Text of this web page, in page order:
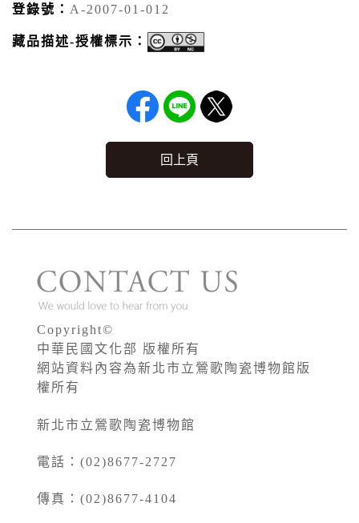
登錄號： A-2007-01-012
藏品描述-授權標示：
回上頁
Copyright©
中華民國文化部 版權所有
網站資料內容為新北市立鶯歌陶瓷博物館版
權所有
新北市立鶯歌陶瓷博物館
電話：(02)8677-2727
傳真：(02)8677-4104